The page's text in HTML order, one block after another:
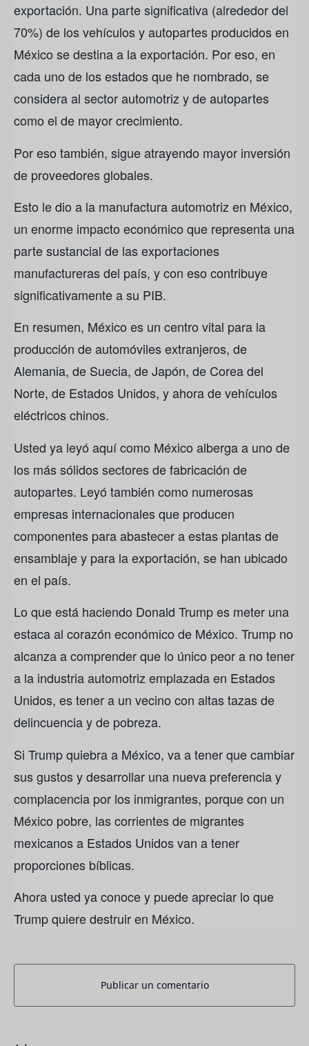
exportación. Una parte significativa (alrededor del
70%) de los vehículos y autopartes producidos en
México se destina a la exportación. Por eso, en
cada uno de los estados que he nombrado, se
considera al sector automotriz y de autopartes
como el de mayor crecimiento.
Por eso también, sigue atrayendo mayor inversión
de proveedores globales.
Esto le dio a la manufactura automotriz en México,
un enorme impacto económico que representa una
parte sustancial de las exportaciones
manufactureras del país, y con eso contribuye
significativamente a su PIB.
En resumen, México es un centro vital para la
producción de automóviles extranjeros, de
Alemania, de Suecia, de Japón, de Corea del
Norte, de Estados Unidos, y ahora de vehículos
eléctricos chinos.
Usted ya leyó aquí como México alberga a uno de
los más sólidos sectores de fabricación de
autopartes. Leyó también como numerosas
empresas internacionales que producen
componentes para abastecer a estas plantas de
ensamblaje y para la exportación, se han ubicado
en el país.
Lo que está haciendo Donald Trump es meter una
estaca al corazón económico de México. Trump no
alcanza a comprender que lo único peor a no tener
a la industria automotriz emplazada en Estados
Unidos, es tener a un vecino con altas tazas de
delincuencia y de pobreza.
Si Trump quiebra a México, va a tener que cambiar
sus gustos y desarrollar una nueva preferencia y
complacencia por los inmigrantes, porque con un
México pobre, las corrientes de migrantes
mexicanos a Estados Unidos van a tener
proporciones bíblicas.
Ahora usted ya conoce y puede apreciar lo que
Trump quiere destruir en México.
Publicar un comentario